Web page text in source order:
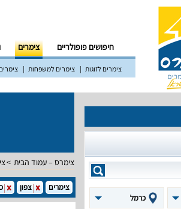
חיפושים פופולריים צימרים
צימרים לזוגות צימרים למשפחות
צימרס – עמוד הבית
כרמל
צימרים צפון